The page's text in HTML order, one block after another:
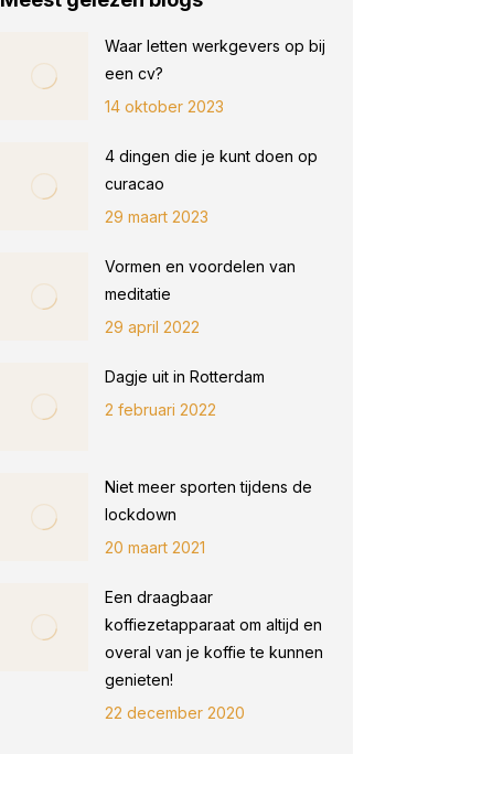
Waar letten werkgevers op bij
een cv?
14 oktober 2023
4 dingen die je kunt doen op
curacao
29 maart 2023
Vormen en voordelen van
meditatie
29 april 2022
Dagje uit in Rotterdam
2 februari 2022
Niet meer sporten tijdens de
lockdown
20 maart 2021
Een draagbaar
koffiezetapparaat om altijd en
overal van je koffie te kunnen
genieten!
22 december 2020